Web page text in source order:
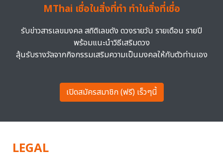
MThai เชื่อในสิ่งที่ทำ ทำในสิ่งที่เชื่อ
รับข่าวสารเลขมงคล สถิติเลขดัง ดวงรายวัน รายเดือน รายปี
พร้อมแนะนำวิธีเสริมดวง
ลุ้นรับรางวัลจากกิจกรรมเสริมความเป็นมงคลให้กับตัวท่านเอง
เปิดสมัครสมาชิก (ฟรี) เร็วๆนี้
LEGAL